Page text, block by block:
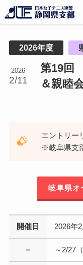
2026年度
第19回
＆親睦
2026
2/11
エントリー
※岐阜県支
岐阜県オ
開催日 2026年2
－ ～2/27（